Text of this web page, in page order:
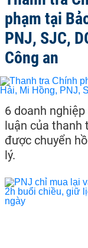
phạm tại
PNJ, SJC,
Công an
6 doanh
luận của thanh
được chuyển
lý.